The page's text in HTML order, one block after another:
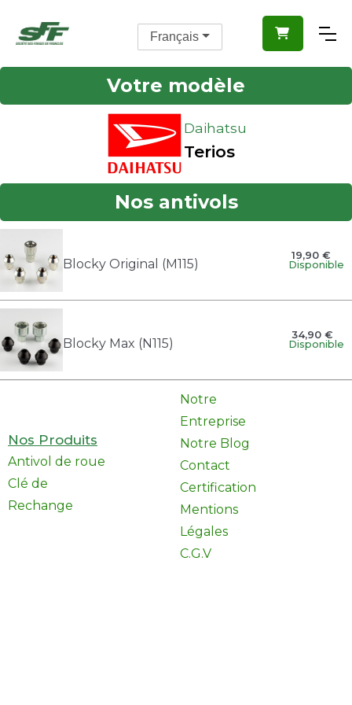

Votre modèle
Daihatsu
Terios
Nos antivols
Blocky Original (M115)
19,90 €
Disponible
Blocky Max (N115)
34,90 €
Disponible
Nos Produits
Antivol de roue
Clé de
Rechange
Notre
Entreprise
Notre Blog
Contact
Certification
Mentions
Légales
C.G.V
Français